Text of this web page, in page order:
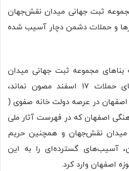
ثبت جهانی میدان نقش‌جهان
و حملات دشمن دچار آسیب شده
مجموعه ثبت جهانی میدان
نقش جهان از آسیب‌های حملات ۱۷ اسفند مصون نماند،
اصفهان در عرصه دولت خانه صفوی (
اصفهان که در فهرست آثار ملی
قرار دارد) حریم درجه ۲ میدان نقش‌جهان و همچنین حریم
آسیب‌های گسترده‌ای را به این
اصفهان وارد کرد.